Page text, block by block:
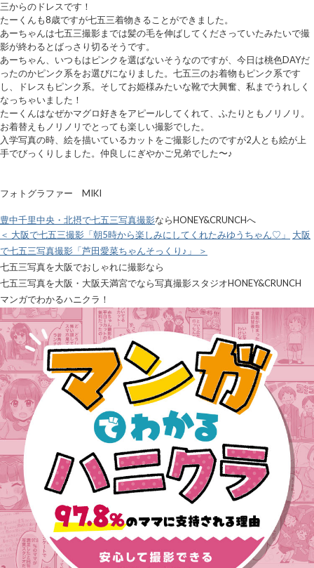
三からのドレスです！
たーくんも8歳ですが七五三着物きることができました。
あーちゃんは七五三撮影までは髪の毛を伸ばしてくださっていたみたいで撮
影が終わるとばっさり切るそうです。
あーちゃん、いつもはピンクを選ばないそうなのですが、今日は桃色DAYだ
ったのかピンク系をお選びになりました。七五三のお着物もピンク系です
し、ドレスもピンク系。そしてお姫様みたいな靴で大興奮、私までうれしく
なっちゃいました！
たーくんはなぜかマグロ好きをアピールしてくれて、ふたりともノリノリ。
お着替えもノリノリでとっても楽しい撮影でした。
入学写真の時、絵を描いているカットをご撮影したのですが2人とも絵が上
手でびっくりしました。仲良しにぎやかご兄弟でした〜♪
フォトグラファー MIKI
豊中千里中央・北摂で七五三写真撮影ならHONEY&CRUNCHへ
＜ 大阪で七五三撮影「朝5時から楽しみにしてくれたみゆうちゃん♡」
大阪
で七五三写真撮影「芦田愛菜ちゃんそっくり♪」 ＞
七五三写真を大阪でおしゃれに撮影なら
七五三写真を大阪・大阪天満宮でなら写真撮影スタジオHONEY&CRUNCH
マンガでわかるハニクラ！